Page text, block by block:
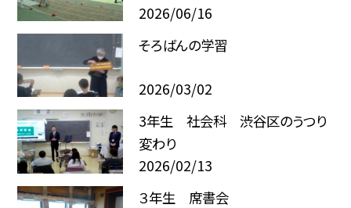
2026/06/16
そろばんの学習
2026/03/02
3年生 社会科 渋谷区のうつり
変わり
2026/02/13
３年生 席書会